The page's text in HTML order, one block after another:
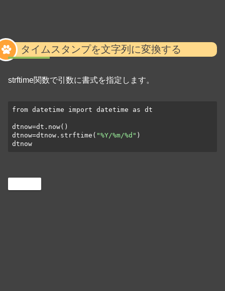
タイムスタンプを文字列に変換する
strftime関数で引数に書式を指定します。
from datetime import datetime as dt
dtnow=dt.now()
dtnow=dtnow.strftime( "%Y/%m/%d" )
dtnow